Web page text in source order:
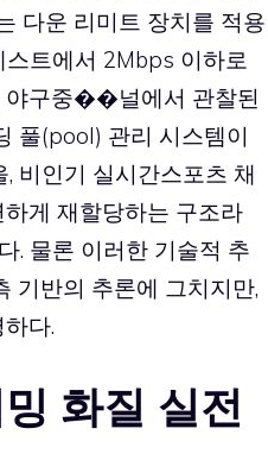
다운 리미트 장치를 적용
스트에서 2Mbps 이하로
야구중��널에서 관찰된
풀(pool) 관리 시스템이
비인기 실시간스포츠 채
게 재할당하는 구조라
. 물론 이러한 기술적 추
기반의 추론에 그치지만,
다.
화질 실전